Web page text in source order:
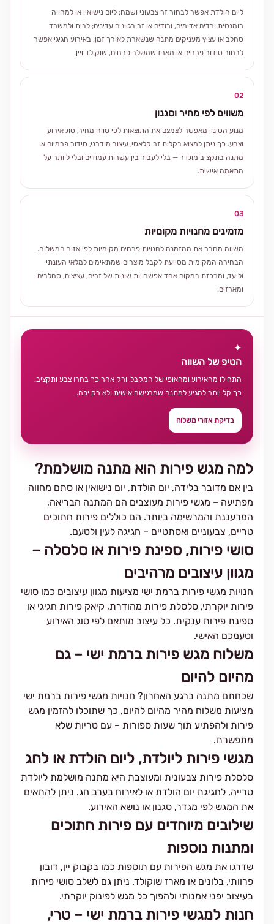
ליום הולדת אפשר לבחור זר צבעוני ושמח; ליום נישואין או למחווה
רומנטית ורדים אדומים, ורודים או זר בגוונים עדינים; לבית ולמשרד
סחלב או עציץ מעניקים מתנה שנשארת לאורך זמן. באירוע חגיגי אפשר
לבחור סידור פרחים או מארז שמשלב פרחים, שוקולד ויין.
02
משווים לפי מחיר וסגנון
מנוע הסינון מאפשר לצמצם את התוצאות לפי טווח מחיר, סוג אירוע
וצבע. כך ניתן למצוא בקלות זר קלאסי, עיצוב מודרני, סידור פרמיום או
מתנה בתקציב מוגדר — בלי לעבור בין עשרות עמודים ובלי לוותר על
התאמה אישית.
03
מזמינים מחנויות מקומיות
השווה מחבר את ההזמנה לחנויות פרחים מקומיות לפי אזור המשלוח.
הבחירה המקומית מסייעת לקבל מוצרים שמתאימים למלאי העונתי
וליעד, ומרכזת במקום אחד אפשרויות שונות של זרים, עציצים, סחלבים
ומארזים.
למה מגש פירות הוא מתנה מושלמת?
בין אם מדובר בלידה, יום הולדת, יום נישואין או סתם מחווה
מפתיעה – מגשי פירות מעוצבים הם המתנה הבריאה,
המרעננת והמרשימה ביותר. הם כוללים פירות חתוכים
טריים, צבעוניים ואסתטיים – חגיגה לעין ולטעם.
סושי פירות, ספינת פירות או סלסלה –
מגוון עיצובים מרהיבים
חנויות מגשי פירות ברמת ישי מציעות מגוון עיצובים כמו סושי
פירות יוקרתי, סלסלת פירות מהודרת, קיאק פירות חגיגי או
ספינת פירות ענקית. כל עיצוב מותאם לפי סוג האירוע
וטעמכם האישי.
משלוח מגש פירות ברמת ישי – גם
מהיום להיום
שכחתם מתנה ברגע האחרון? חנויות מגשי פירות ברמת ישי
מציעות משלוח מהיר מהיום להיום, כך שתוכלו להזמין מגש
פירות ולהפתיע תוך שעות ספורות – עם טריות שלא
מתפשרת.
מגשי פירות ליולדת, ליום הולדת או לחג
סלסלת פירות צבעונית ומעוצבת היא מתנה מושלמת ליולדת
טרייה, לחגיגת יום הולדת או לאירוח בערב חג. ניתן להתאים
את המגש לפי מגדר, סגנון או נושא האירוע.
שילובים מיוחדים עם פירות חתוכים
ומתנות נוספות
שדרגו את מגש הפירות עם תוספות כמו בקבוק יין, דובון
פרוותי, בלונים או מארז שוקולד. ניתן גם לשלב סושי פירות
בעיצוב יפני אמנותי ולהפוך כל מגש לפינוק יוקרתי.
חנות למגשי פירות ברמת ישי – טרי,
✦
הטיפ של השווה
התחילו מהאירוע ומהאופי של המקבל, ורק אחר כך בחרו צבע ותקציב.
כך קל יותר להגיע למתנה שמרגישה אישית ולא רק יפה.
בדיקת אזורי משלוח